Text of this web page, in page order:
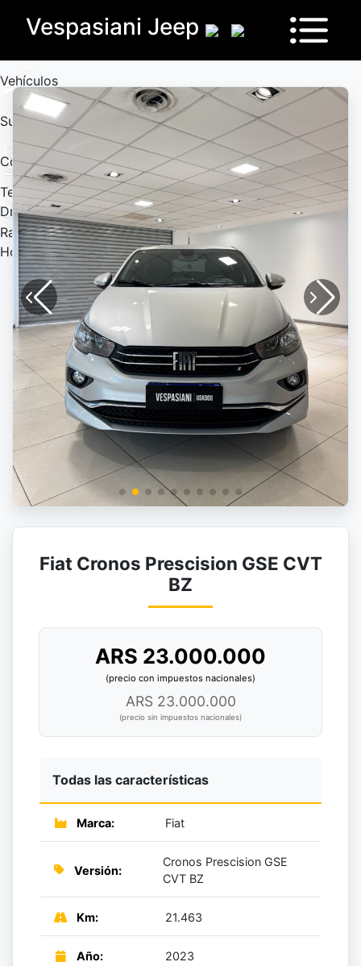
Vespasiani Jeep
Vehículos
Sucursales
Contactanos
Test
Drive
Ram
House
Fiat Cronos Prescision GSE CVT
BZ
ARS 23.000.000
(precio con impuestos nacionales)
ARS 23.000.000
(precio sin impuestos nacionales)
Todas las características
Marca: Fiat
Versión:
Cronos Prescision GSE
CVT BZ
Km: 21.463
Año: 2023